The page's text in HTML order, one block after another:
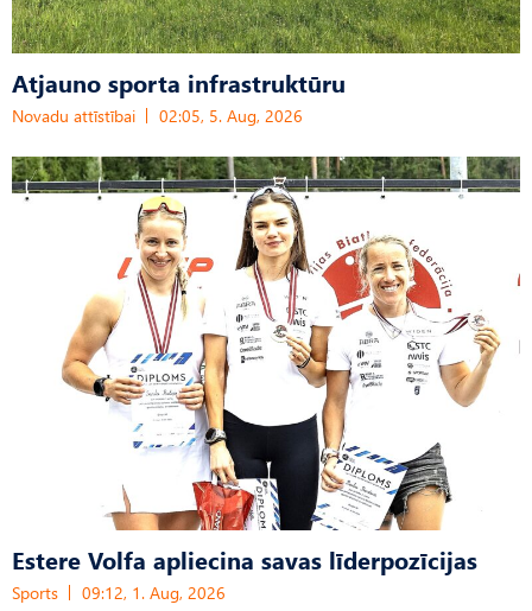
Atjauno sporta infrastruktūru
Novadu attīstībai 02:05, 5. Aug, 2026
Estere Volfa apliecina savas līderpozīcijas
Sports 09:12, 1. Aug, 2026